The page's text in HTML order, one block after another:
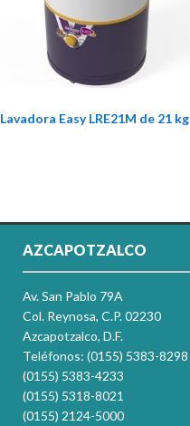
Lavadora Easy LRE21M de 21 kg
AZCAPOTZALCO
Av. San Pablo 79A
Col. Reynosa, C.P. 02230
Azcapotzalco, D.F.
Teléfonos: (0155) 5383-8298
(0155) 5383-4233
(0155) 5318-8021
(0155) 2124-5000